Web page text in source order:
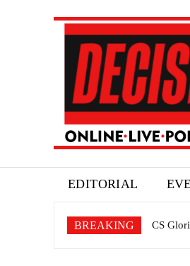
EDITORIAL
BREAKING CS